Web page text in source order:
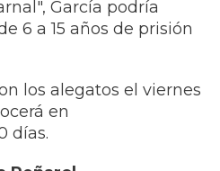
García podría
6 a 15 años de prisión
los alegatos el viernes
en
días.​